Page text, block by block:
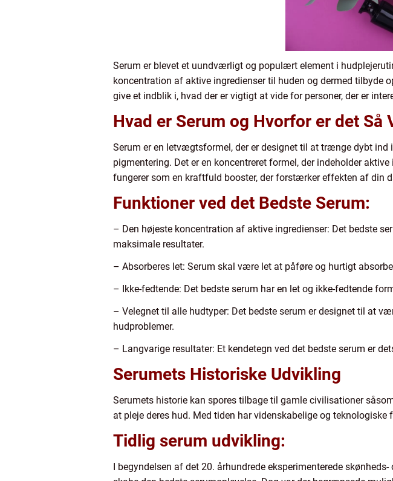
Serum er blevet et uundværligt og populært element i
koncentration af aktive ingredienser til huden og dermed tilbyde
give et indblik i, hvad der er vigtigt at vide for personer, der er
Hvad er Serum og Hvorfor er det Så
Serum er en letvægtsformel, der er designet til at trænge dybt ind
pigmentering. Det er en koncentreret formel, der indeholder
fungerer som en kraftfuld booster, der forstærker effekten af din
Funktioner ved det Bedste Serum:
– Den højeste koncentration af aktive ingredienser: Det bedste
maksimale resultater.
– Absorberes let: Serum skal være let at påføre og hurtigt
– Ikke-fedtende: Det bedste serum har en let og ikke-fedtende
– Velegnet til alle hudtyper: Det bedste serum er designet til at
hudproblemer.
– Langvarige resultater: Et kendetegn ved det bedste serum er
Serumets Historiske Udvikling
Serumets historie kan spores tilbage til gamle civilisationer
at pleje deres hud. Med tiden har videnskabelige og
Tidlig serum udvikling:
I begyndelsen af det 20. århundrede eksperimenterede